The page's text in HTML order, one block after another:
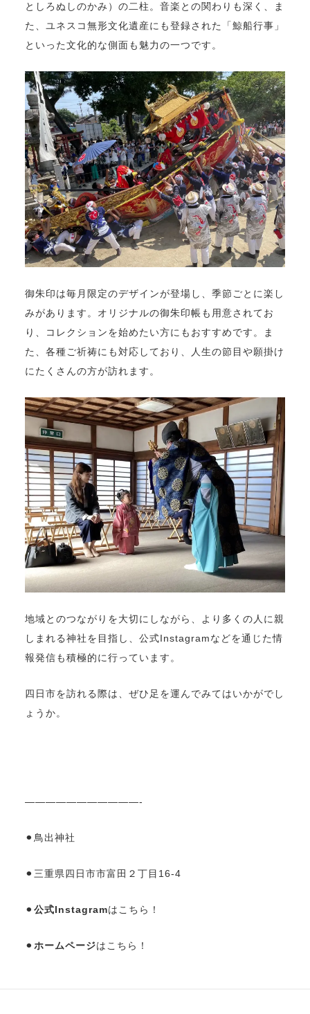
としろぬしのかみ）の二柱。音楽との関わりも深く、ま
た、ユネスコ無形文化遺産にも登録された「鯨船行事」
といった文化的な側面も魅力の一つです。
御朱印は毎月限定のデザインが登場し、季節ごとに楽し
みがあります。オリジナルの御朱印帳も用意されてお
り、コレクションを始めたい方にもおすすめです。ま
た、各種ご祈祷にも対応しており、人生の節目や願掛け
にたくさんの方が訪れます。
地域とのつながりを大切にしながら、より多くの人に親
しまれる神社を目指し、公式Instagramなどを通じた情
報発信も積極的に行っています。
四日市を訪れる際は、ぜひ足を運んでみてはいかがでし
ょうか。
———————————-
⚫︎鳥出神社
⚫︎三重県四日市市富田２丁目16-4
⚫︎ 公式Instagramはこちら！
⚫︎ ホームページはこちら！